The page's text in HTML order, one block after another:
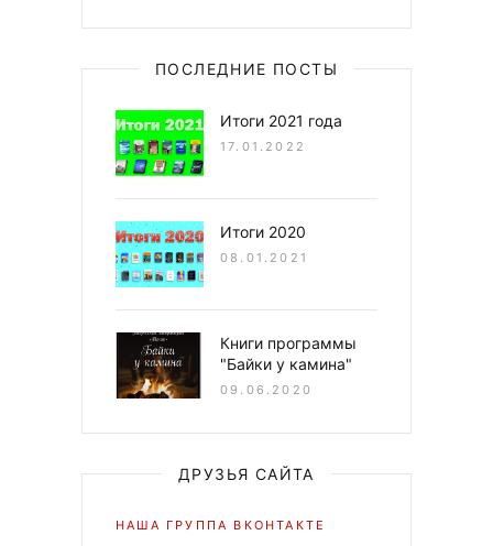
ПОСЛЕДНИЕ ПОСТЫ
Итоги 2021 года
17.01.2022
Итоги 2020
08.01.2021
Книги программы
"Байки у камина"
09.06.2020
ДРУЗЬЯ САЙТА
НАША ГРУППА ВКОНТАКТЕ